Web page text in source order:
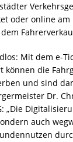
oder online
Mit dem e-
können die
und sind
Dr.
„Die
auch